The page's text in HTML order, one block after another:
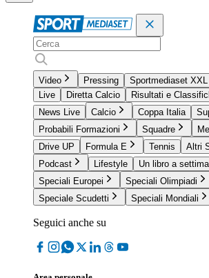
Video Pressing Sportmediaset XXL
Live
Diretta Calcio
Risultati e
News Live
Calcio Coppa Italia
Probabili Formazioni
Squadre
Drive UP
Formula E Tennis Altri
Podcast
Lifestyle
Un libro a
Speciali Europei
Speciali Olimpiadi
Speciale Scudetti
Speciali Mondiali
Seguici anche su